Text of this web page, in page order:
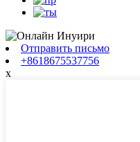
Отправить письмо
+8618675537756
x